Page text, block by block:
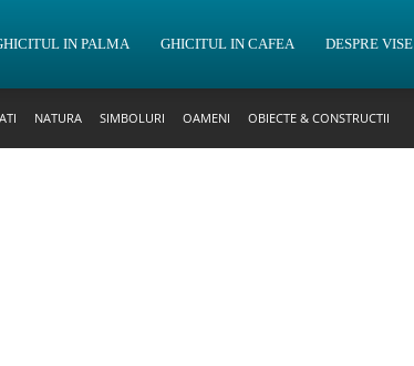
IN PALMA GHICITUL IN CAFEA DESPRE VISE
NATURA SIMBOLURI OAMENI OBIECTE & CONSTRUCTII